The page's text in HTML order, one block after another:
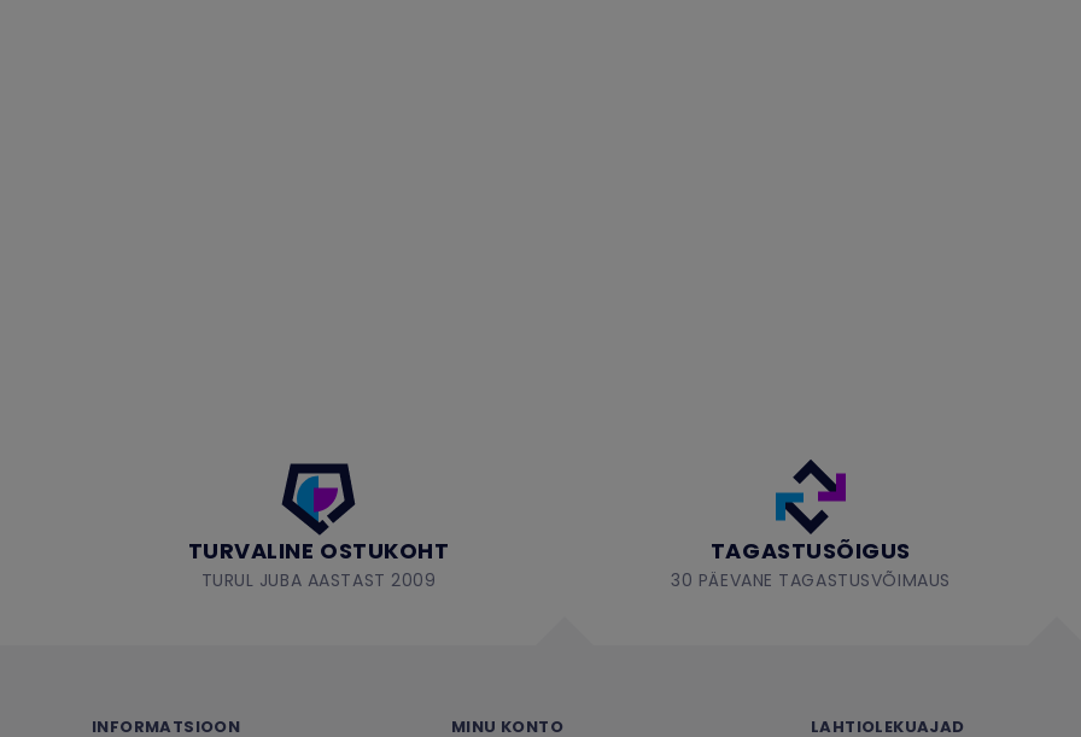
TURVALINE OSTUKOHT
TURUL JUBA AASTAST 2009
TAGASTUSÕIGUS
30 PÄEVANE TAGASTUSVÕIMAUS
INFORMATSIOON MINU KONTO LAHTIOLEKUAJAD